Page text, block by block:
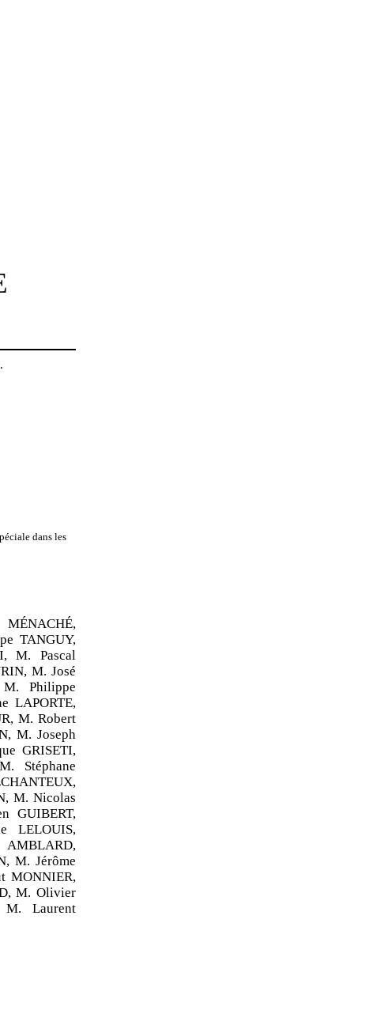
dans les
TANGUY,
M. Pascal
M. José
M. Philippe
LAPORTE,
M. Robert
M. Joseph
GRISETI,
Stéphane
M. Nicolas
GUIBERT,
LELOUIS,
M. Jérôme
MONNIER,
M. Olivier
M. Laurent